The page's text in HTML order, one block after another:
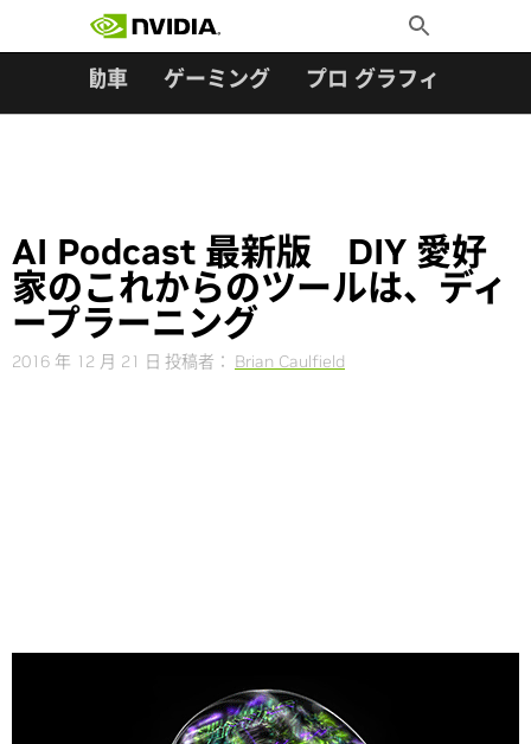
Toggle
Search
自動車 ゲーミング プロ グラフィックス
AI Podcast 最新版 DIY 愛好
家のこれからのツールは、ディ
ープラーニング
2016 年 12 月 21 日 投稿者： Brian Caulfield